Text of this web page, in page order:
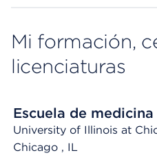
Mi formación,
licenciaturas
Escuela de medicina
University of Illinois at
Chicago , IL